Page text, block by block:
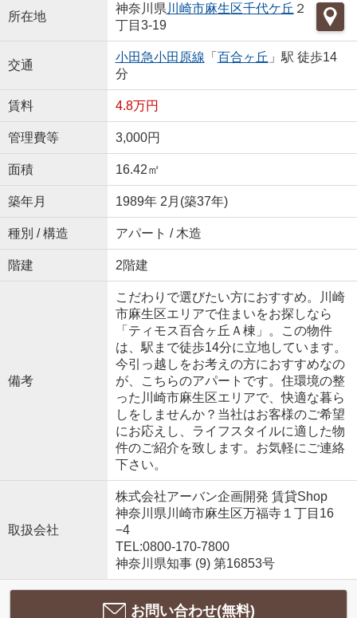
所在地
神奈川県 川崎市麻生区千代ケ丘 ２
丁目3-19
交通
小田急小田原線 「 百合ヶ丘 」駅 徒歩14
分
賃料 4.8万円
管理費等 3,000円
面積 16.42㎡
築年月 1989年 2月(築37年)
種別 / 構造 アパート / 木造
階建 2階建
備考
こだわりで選びたい方におすすめ。川崎
市麻生区エリアで住まいをお探しなら
「ティモス百合ヶ丘Ａ棟」。この物件
は、駅まで徒歩14分に立地しています。
今引っ越しをお考えの方におすすめなの
が、こちらのアパートです。住環境の整
った川崎市麻生区エリアで、快適な暮ら
しをしませんか？当社はお客様のご希望
にお応えし、ライフスタイルに適した物
件のご紹介を致します。お気軽にご連絡
下さい。
取扱会社
株式会社アーバン企画開発 賃貸Shop
神奈川県川崎市麻生区万福寺１丁目16
−4
TEL:0800-170-7800
神奈川県知事 (9) 第16853号
お問い合わせ(無料)